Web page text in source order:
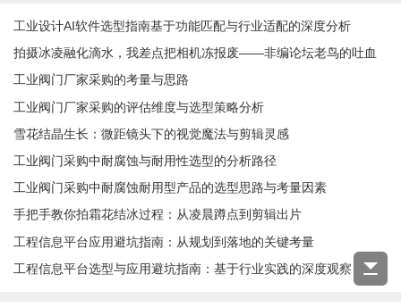
工业设计AI软件选型指南基于功能匹配与行业适配的深度分析
拍摄冰凌融化滴水，我差点把相机冻报废——非编论坛老鸟的吐血
经验谈
工业阀门厂家采购的考量与思路
工业阀门厂家采购的评估维度与选型策略分析
雪花结晶生长：微距镜头下的视觉魔法与剪辑灵感
工业阀门采购中耐腐蚀与耐用性选型的分析路径
工业阀门采购中耐腐蚀耐用型产品的选型思路与考量因素
手把手教你拍霜花结冰过程：从凌晨蹲点到剪辑出片
工程信息平台应用避坑指南：从规划到落地的关键考量
工程信息平台选型与应用避坑指南：基于行业实践的深度观察